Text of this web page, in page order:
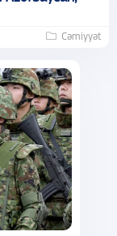
Cəmiyyət